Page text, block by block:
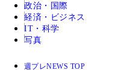
政治・国際
経済・ビジネス
IT・科学
写真
週プレNEWS TOP